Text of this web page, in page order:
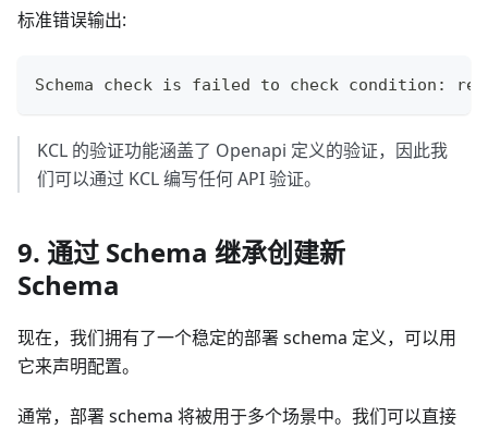
标准错误输出:
Schema check is failed to check condition:
KCL 的验证功能涵盖了 Openapi 定义的验证，因此我
们可以通过 KCL 编写任何 API 验证。
9. 通过 Schema 继承创建新
Schema
现在，我们拥有了一个稳定的部署 schema 定义，可以用
它来声明配置。
通常，部署 schema 将被用于多个场景中。我们可以直接